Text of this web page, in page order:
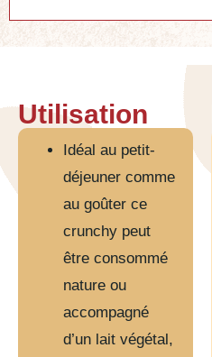
Utilisation
Idéal au petit-
déjeuner comme
au goûter ce
crunchy peut
être consommé
nature ou
accompagné
d’un lait végétal,